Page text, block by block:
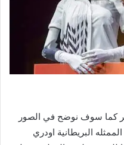
كما سوف نوضح في الصور
البريطانية اودري